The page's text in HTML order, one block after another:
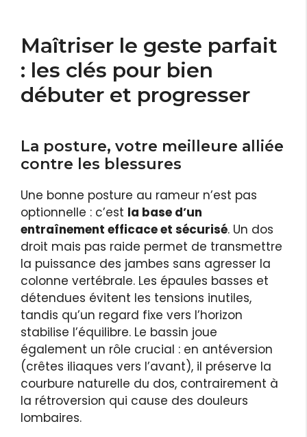
Maîtriser le geste parfait
: les clés pour bien
débuter et progresser
La posture, votre meilleure alliée
contre les blessures
Une bonne posture au rameur n’est pas
optionnelle : c’est la base d’un
entraînement efficace et sécurisé. Un dos
droit mais pas raide permet de transmettre
la puissance des jambes sans agresser la
colonne vertébrale. Les épaules basses et
détendues évitent les tensions inutiles,
tandis qu’un regard fixe vers l’horizon
stabilise l’équilibre. Le bassin joue
également un rôle crucial : en antéversion
(crêtes iliaques vers l’avant), il préserve la
courbure naturelle du dos, contrairement à
la rétroversion qui cause des douleurs
lombaires.